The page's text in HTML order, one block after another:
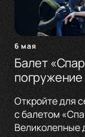
6 мая
Балет
Откройте для
с балетом
Великолепные